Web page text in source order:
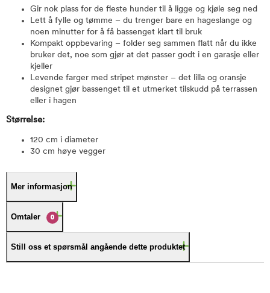
Gir nok plass for de fleste hunder til å ligge og kjøle seg ned
Lett å fylle og tømme – du trenger bare en hageslange og
noen minutter for å få bassenget klart til bruk
Kompakt oppbevaring – folder seg sammen flatt når du ikke
bruker det, noe som gjør at det passer godt i en garasje eller
kjeller
Levende farger med stripet mønster – det lilla og oransje
designet gjør bassenget til et utmerket tilskudd på terrassen
eller i hagen
Størrelse:
120 cm i diameter
30 cm høye vegger
Mer informasjon
Omtaler 0
Still oss et spørsmål angående dette produktet